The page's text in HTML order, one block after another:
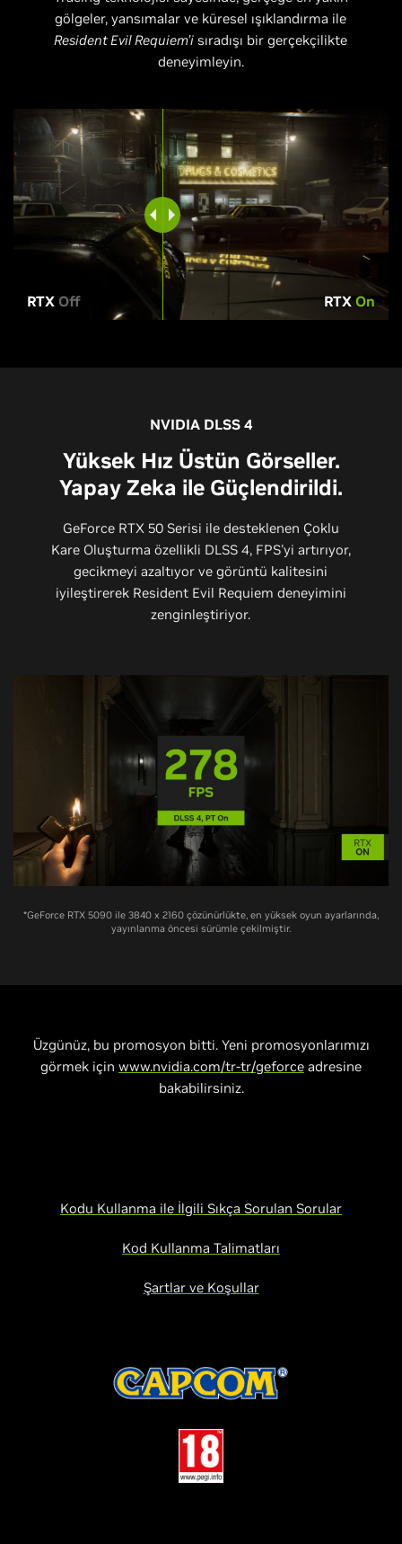
gölgeler, yansımalar ve küresel ışıklandırma ile
Resident Evil Requiem’i sıradışı bir gerçekçilikte
deneyimleyin.
RTX Off RTX On
NVIDIA DLSS 4
Yüksek Hız Üstün Görseller.
Yapay Zeka ile Güçlendirildi.
GeForce RTX 50 Serisi ile desteklenen Çoklu
Kare Oluşturma özellikli DLSS 4, FPS'yi artırıyor,
gecikmeyi azaltıyor ve görüntü kalitesini
iyileştirerek Resident Evil Requiem deneyimini
zenginleştiriyor.
*GeForce RTX 5090 ile 3840 x 2160 çözünürlükte, en yüksek oyun ayarlarında,
yayınlanma öncesi sürümle çekilmiştir.
Üzgünüz, bu promosyon bitti. Yeni promosyonlarımızı
görmek için www.nvidia.com/tr-tr/geforce adresine
bakabilirsiniz.
Kodu Kullanma ile İlgili Sıkça Sorulan Sorular
Kod Kullanma Talimatları
Şartlar ve Koşullar